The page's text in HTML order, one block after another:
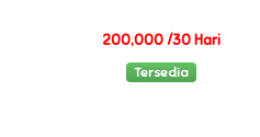
200,000 /30 Hari
Tersedia